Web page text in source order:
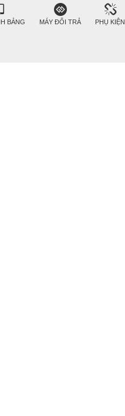
BẢNG MÁY ĐỔI TRẢ PHỤ KIỆN